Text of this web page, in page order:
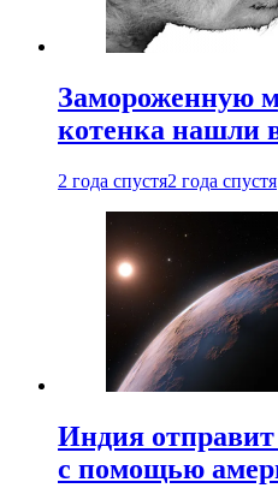
Замороженную
котенка нашли
2 года спустя2 года спустя
Индия
с помощью